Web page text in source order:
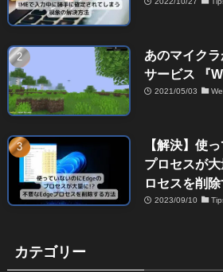
あのマイク
サービス 『
2021/05/03
【解決】使
プロセスが
ロセスを削
2023/09/10
カテゴリー